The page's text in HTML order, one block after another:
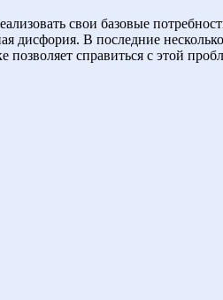
свои базовые
дисфория. В последние
справиться с этой